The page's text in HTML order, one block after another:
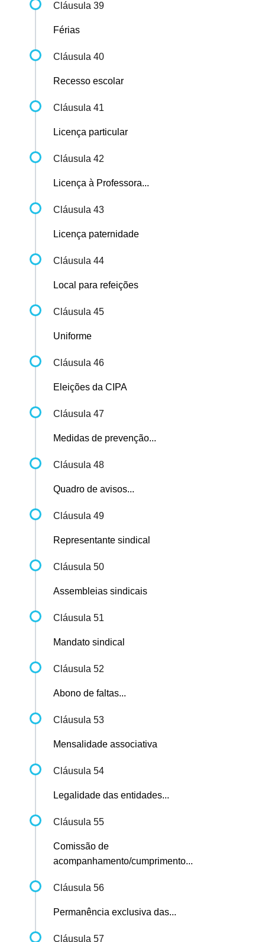
Cláusula 39
Férias
Cláusula 40
Recesso escolar
Cláusula 41
Licença particular
Cláusula 42
Licença à Professora...
Cláusula 43
Licença paternidade
Cláusula 44
Local para refeições
Cláusula 45
Uniforme
Cláusula 46
Eleições da CIPA
Cláusula 47
Medidas de prevenção...
Cláusula 48
Quadro de avisos...
Cláusula 49
Representante sindical
Cláusula 50
Assembleias sindicais
Cláusula 51
Mandato sindical
Cláusula 52
Abono de faltas...
Cláusula 53
Mensalidade associativa
Cláusula 54
Legalidade das entidades...
Cláusula 55
Comissão de
acompanhamento/cumprimento...
Cláusula 56
Permanência exclusiva das...
Cláusula 57